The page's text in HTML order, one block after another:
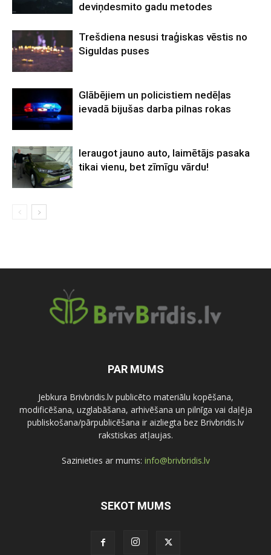
deviņdesmito gadu metodes
Trešdiena nesusi traģiskas vēstis no
Siguldas puses
Glābējiem un policistiem nedēļas
ievadā bijušas darba pilnas rokas
Ieraugot jauno auto, laimētājs pasaka
tikai vienu, bet zīmīgu vārdu!
PAR MUMS
Jebkura Brivbridis.lv publicēto materiālu kopēšana,
modificēšana, uzglabāšana, arhivēšana un pilnīga vai daļēja
publiskošana/pārpublicēšana ir aizliegta bez Brivbridis.lv
rakstiskas atļaujas.
Sazinieties ar mums: info@brivbridis.lv
SEKOT MUMS